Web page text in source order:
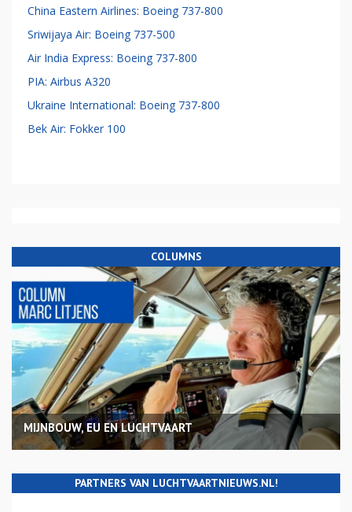
China Eastern Airlines: Boeing 737-800
Sriwijaya Air: Boeing 737-500
Air India Express: Boeing 737-800
PIA: Airbus A320
Ukraine International: Boeing 737-800
Bek Air: Fokker 100
COLUMNS
MIJNBOUW, EU EN LUCHTVAART
PARTNERS VAN LUCHTVAARTNIEUWS.NL!